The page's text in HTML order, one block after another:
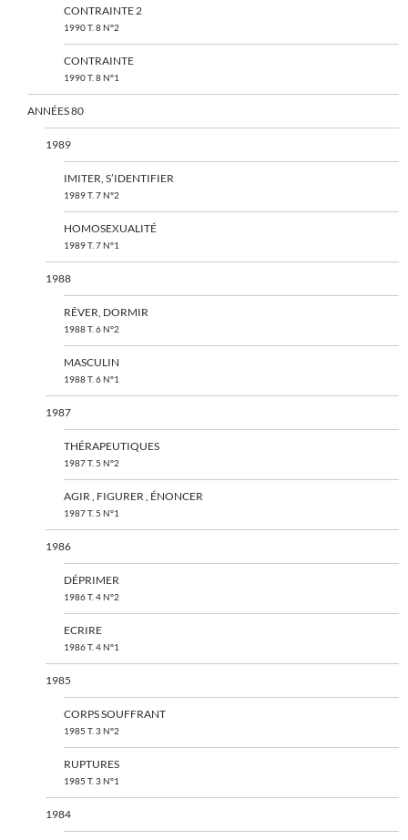
CONTRAINTE 2
1990 T. 8 N°2
CONTRAINTE
1990 T. 8 N°1
ANNÉES 80
1989
IMITER, S’IDENTIFIER
1989 T. 7 N°2
HOMOSEXUALITÉ
1989 T. 7 N°1
1988
RÊVER, DORMIR
1988 T. 6 N°2
MASCULIN
1988 T. 6 N°1
1987
THÉRAPEUTIQUES
1987 T. 5 N°2
AGIR , FIGURER , ÉNONCER
1987 T. 5 N°1
1986
DÉPRIMER
1986 T. 4 N°2
ECRIRE
1986 T. 4 N°1
1985
CORPS SOUFFRANT
1985 T. 3 N°2
RUPTURES
1985 T. 3 N°1
1984